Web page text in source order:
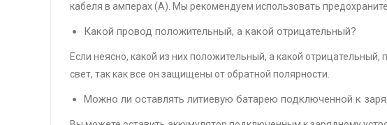
кабеля в амперах (A). Мы рекомендуем использовать
Какой провод положительный, а какой отрицательный?
Если неясно, какой из них положительный, а какой
свет, так как все он защищены от обратной полярности.
Можно ли оставлять литиевую батарею подключенной к